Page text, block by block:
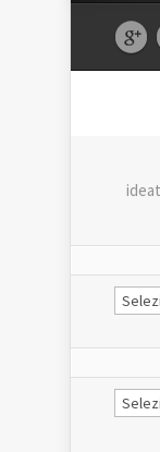
Le
Notizie
Notizie
per